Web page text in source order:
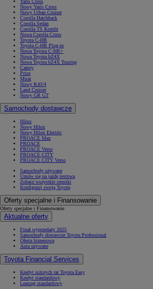
Yaris Cross
Nowy Yaris Cross
Nowy Urban Cruiser
Corolla Hatchback
Corolla Sedan
Corolla TS Kombi
Nowa Corolla Cross
Toyota C-HR
Toyota C-HR Plug-in
Nowa Toyota C-HR+
Nowa Toyota bZ4X
Nowa Toyota bZ4X Touring
Camry
Prius
Mirai
Nowy RAV4
Land Cruiser
Nowy GR GT
Samochody dostawcze
Hilux
Nowy Hilux
Nowy Hilux Electric
PROACE Max
PROACE
PROACE Verso
PROACE CITY
PROACE CITY Verso
Samochody używane
Umów się na jazdę testową
Zobacz wszystkie cenniki
Konfiguruj swoją Toyotę
Oferty specjalne i Finansowanie
Oferty specjalne i Finansowanie
Aktualne oferty
Finał wyprzedaży 2025
Samochody dostawcze Toyota Professional
Oferta biznesowa
Auta używane
Toyota Financial Services
Kredyt niższych rat Toyota Easy
Kredyt standardowy
Leasing standardowy